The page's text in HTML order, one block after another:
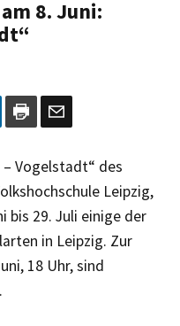
8. Juni:
Vogelstadt“ des
Leipzig,
bis 29. Juli einige der
in Leipzig. Zur
18 Uhr, sind